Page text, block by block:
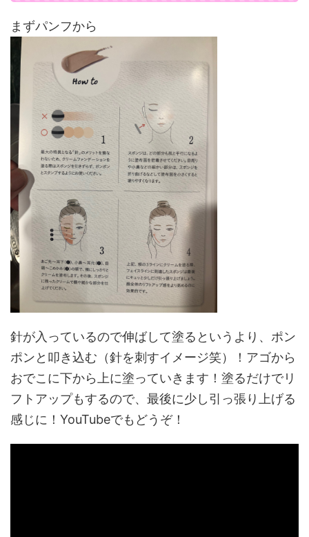
まずパンフから
針が入っているので伸ばして塗るというより、ポン
ポンと叩き込む（針を刺すイメージ笑）！アゴから
おでこに下から上に塗っていきます！塗るだけでリ
フトアップもするので、最後に少し引っ張り上げる
感じに！YouTubeでもどうぞ！